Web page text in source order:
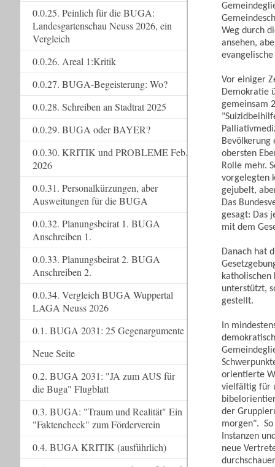
Weg durch
ansehen,
evangelische
Vor einiger
Demokratie
gemeinsam
obersten
Rolle mehr.
vorgelegten
gejubelt,
Das
gesagt: Das
mit dem
Danach hat
unterstützt,
gestellt.
In
orientierte
vielfältig für
der
morgen". So
Instanzen
neue
0.0.25. Peinlich für die BUGA:
Landesgartenschau Neuss 2026, ein
Vergleich
0.0.26. Areal 1:Kritik
0.0.27. BUGA-Begeisterung: Wo?
0.0.28. Schreiben an Stadtrat 2025
0.0.29. BUGA oder BAYER?
0.0.30. KRITIK und PROBLEME Feb.
2026
0.0.31. Personalkürzungen, aber
Ausweitungen für die BUGA
0.0.32. Planungsbeirat 1. BUGA
Anschreiben 1.
0.0.33. Planungsbeirat 2. BUGA
Anschreiben 2.
0.0.34. Vergleich BUGA Wuppertal
LAGA Neuss 2026
0.1. BUGA 2031: 25 Gegenargumente
Neue Seite
0.2. BUGA 2031: "JA zum AUS für
die Buga" Flugblatt
0.3. BUGA: "Traum und Realität" Ein
"Faktencheck" zum Förderverein
0.4. BUGA KRITIK (ausführlich)